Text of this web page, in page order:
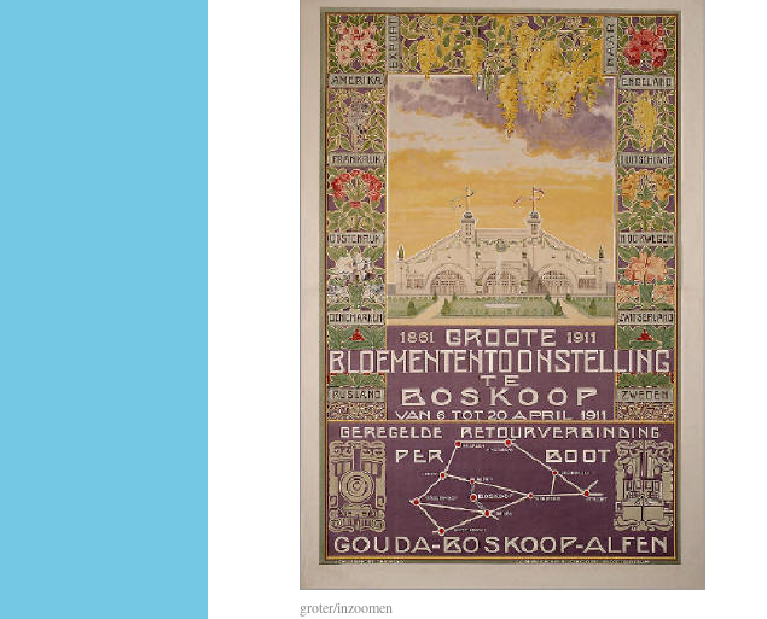
groter/inzoomen